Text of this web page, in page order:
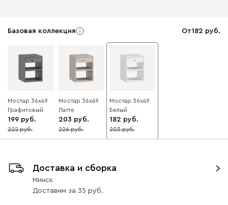
Базовая коллекция От182
Мостар 36x49
Графитовый
199
10
222
Мостар 36x49
Латте
203
10
226
Мостар 36x49
Белый
182
10
203
Доставка и сборка
Минск
Доставим за 35